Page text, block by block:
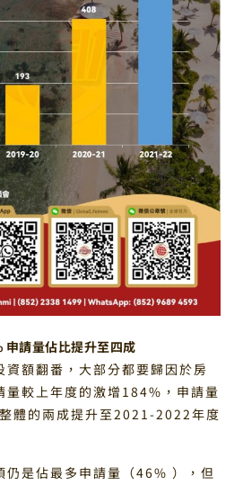
請量佔比提升至四成
資額翻番，大部分都要歸因於房
量較上年度的激增184%，申請量
體的兩成提升至2021-2022年度
仍是佔最多申請量（46% ），但